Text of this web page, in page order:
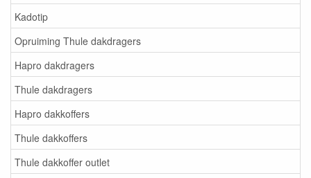
Kadotip
Opruiming Thule dakdragers
Hapro dakdragers
Thule dakdragers
Hapro dakkoffers
Thule dakkoffers
Thule dakkoffer outlet